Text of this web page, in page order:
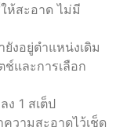
ห้สะอาด ไม่มี
งอยู่ตำแหน่งเดิม
และการเลือก
1 สเต็ป
ความสะอาดไว้เช็ด